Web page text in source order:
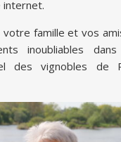
internet.
votre famille et vos
inoubliables
des vignobles de